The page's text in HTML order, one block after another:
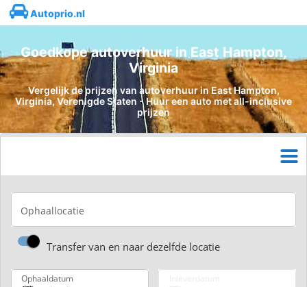
Autoprio.nl
Goedkope autoverhuur in East Hampton,
Virginia
Vergelijk de prijzen van autoverhuur in East Hampton,
Virginia, Verenigde Staten - Huur een auto met all-inclusive
prijzen
Ophaallocatie
Transfer van en naar dezelfde locatie
Ophaaldatum